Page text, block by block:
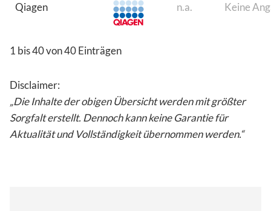
Qiagen n.a. Keine
1 bis 40 von 40 Einträgen
Disclaimer:
„Die Inhalte der obigen Übersicht werden mit größter
Sorgfalt erstellt. Dennoch kann keine Garantie für
Aktualität und Vollständigkeit übernommen werden.“